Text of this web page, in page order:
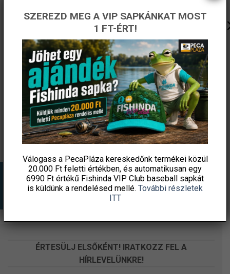
FEEDER ELŐKETARTÓ 12
CSÉVÉS 4,5CM
3 190Ft
Fishingoutlet
KOSÁRBA TESZEM
PRESTON ICS Elasticated
Stem Kit gumis szár – Short
/ Heavy
1 450Ft
Fishingoutlet
KOSÁRBA TESZEM
ÉRTESÜLJ ELSŐKÉNT! IRATKOZZ FEL A
HÍRLEVELÜNKRE!
SZEREZD MEG A VIP SAPKÁNKAT MOST
1 FT-ÉRT!
Válogass a PecaPláza kereskedőnk termékei közül
20.000 Ft feletti értékben, és automatikusan egy
6990 Ft értékű Fishinda VIP Club baseball sapkát
is küldünk a rendelésed mellé. További részletek
ITT